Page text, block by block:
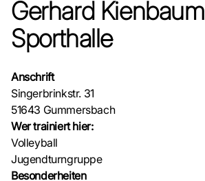
Gerhard Kienbaum
Sporthalle
Anschrift
Singerbrinkstr. 31
51643 Gummersbach
Wer trainiert hier:
Volleyball
Jugendturngruppe
Besonderheiten